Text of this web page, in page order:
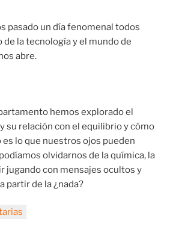
pasado un día fenomenal todos
la tecnología y el mundo de
abre.
hemos explorado el
su relación con el equilibrio y cómo
es lo que nuestros ojos pueden
olvidarnos de la química, la
jugando con mensajes ocultos y
partir de la ¿nada?